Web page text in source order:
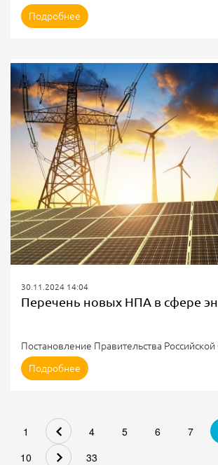
Причина: по мнению суда, гарантирующий
отвечает за замену ИПУ, так как
ГЖИ Костромской области провела
жильца об отказе АО “Костромская
замене ИПУ электрической энергии.
Инспекция полагала, что общество
закона: собственник квартиры по ул....
Подробнее
30.11.2024 14:04
Постановление Правительства
01.11.2024 № 1469 "Об установлении
энергопотребления при осуществлении
цифровой валюты, физическими лицами -
Российской Федерации, не являющимися
индивидуальными предпринимателями, и
изменений в постановление Правительства
Подробнее
1 4 5 6 7
10
33